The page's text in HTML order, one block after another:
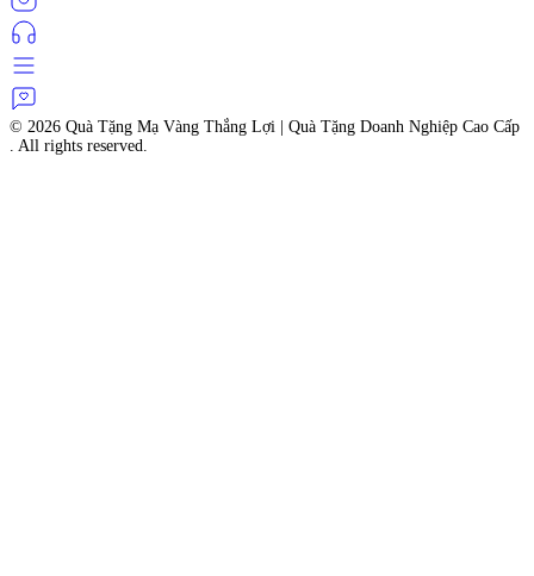
© 2026 Quà Tặng Mạ Vàng Thắng Lợi | Quà Tặng Doanh Nghiệp Cao Cấp
. All rights reserved.